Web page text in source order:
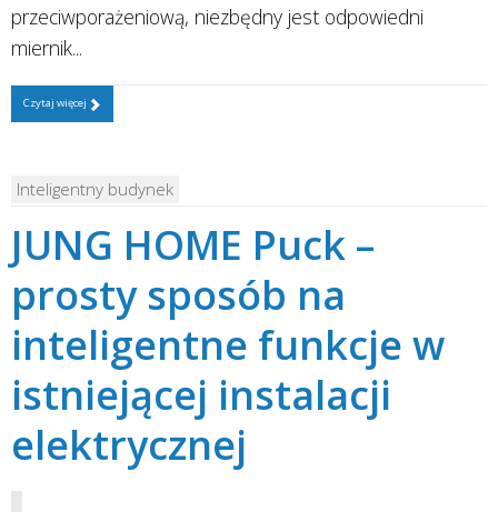
przeciwporażeniową, niezbędny jest odpowiedni
miernik...
Czytaj więcej
Inteligentny budynek
JUNG HOME Puck –
prosty sposób na
inteligentne funkcje w
istniejącej instalacji
elektrycznej